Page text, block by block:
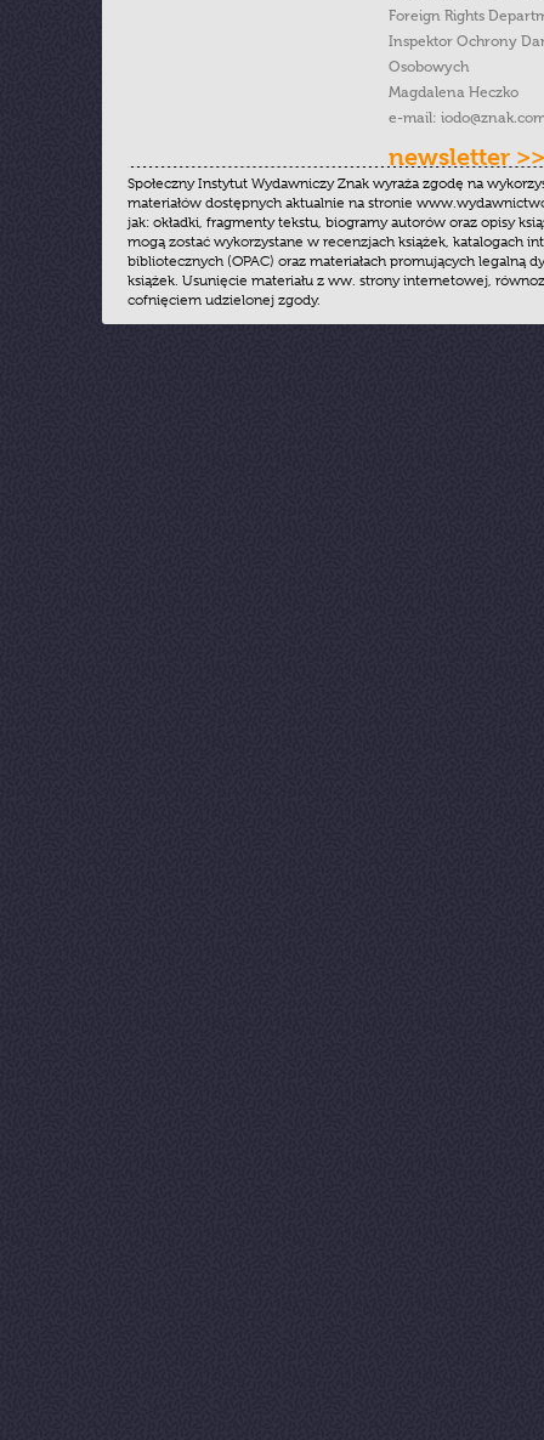
Foreign Rights
Inspektor Ochrony
Osobowych
Magdalena Heczko
e-mail:
newsletter >>
Społeczny Instytut Wydawniczy Znak wyraża zgodę na
materiałów dostępnych aktualnie na stronie
jak: okładki, fragmenty tekstu, biogramy autorów oraz opisy
mogą zostać wykorzystane w recenzjach książek, katalogach
bibliotecznych (OPAC) oraz materiałach promujących legalną
książek. Usunięcie materiału z ww. strony internetowej,
cofnięciem udzielonej zgody.